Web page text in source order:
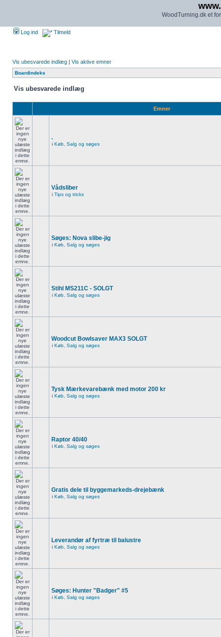
WoodTurning.dk et
Log ind Tilmeld
Vis ubesvarede indlæg | Vis aktive emner
Boardindeks
Vis ubesvarede indlæg
Emner
.
i Køb, Salg og søges
Vådsliber
i Tips og tricks
Søges: Nova slibe-jig
i Køb, Salg og søges
Stihl MS211C - SOLGT
i Køb, Salg og søges
Woodcut Bowlsaver MAX3 SOLGT
i Køb, Salg og søges
Tysk Mærkevarebænk med motor 200 kr
i Køb, Salg og søges
Raptor 40/40
i Køb, Salg og søges
Gratis dele til byggemarkeds-drejebænk
i Køb, Salg og søges
Leverandør af fyrtræ til balustre
i Køb, Salg og søges
Søges: Hunter "Badger" #5
i Køb, Salg og søges